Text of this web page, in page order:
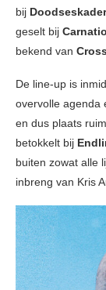
bij Doodseskader
geselt bij
bekend van
De line-up is
overvolle agenda
en dus plaats
betokkelt bij
buiten zowat alle
inbreng van Kris